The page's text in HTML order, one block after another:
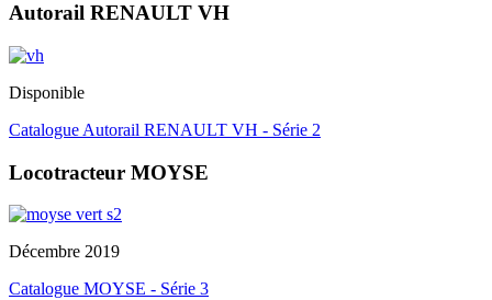
Autorail RENAULT VH
Disponible
Catalogue Autorail RENAULT VH - Série 2
Locotracteur MOYSE
Décembre 2019
Catalogue MOYSE - Série 3